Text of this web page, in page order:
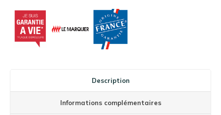
Description
Informations complémentaires